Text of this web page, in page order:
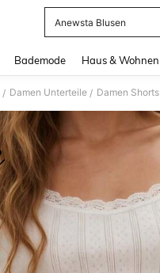
Anewsta Blusen
Bademode Haus & Wohnen
/ Damen Unterteile / Damen Shorts